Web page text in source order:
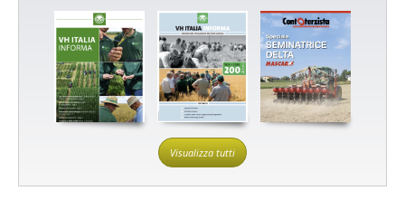
Visualizza tutti